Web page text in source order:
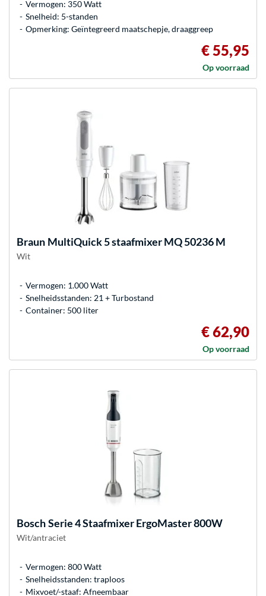
Vermogen: 350 Watt
Snelheid: 5-standen
Opmerking: Geïntegreerd maatschepje, draaggreep
€ 55,95
Op voorraad
Braun MultiQuick 5 staafmixer MQ 50236 M
Wit
Vermogen: 1.000 Watt
Snelheidsstanden: 21 + Turbostand
Container: 500 liter
€ 62,90
Op voorraad
BoschSerie 4 Staafmixer ErgoMaster 800W
Wit/antraciet
Vermogen: 800 Watt
Snelheidsstanden: traploos
Mixvoet/-staaf: Afneembaar